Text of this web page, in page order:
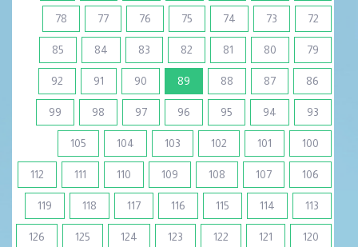
72
73
74
75
76
77
78
79
80
81
82
83
84
85
86
87
88
89
(current)
90
91
92
93
94
95
96
97
98
99
100
101
102
103
104
105
106
107
108
109
110
111
112
113
114
115
116
117
118
119
120
121
122
123
124
125
126